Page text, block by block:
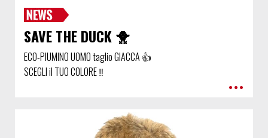
SAVE THE DUCK 🐥
ECO-PIUMINO UOMO taglio GIACCA 👍
SCEGLI il TUO COLORE ‼️
•••